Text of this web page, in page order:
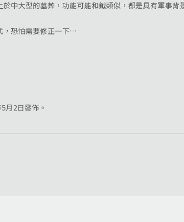
大型的墓葬，功能可能和鉞類似，都是具有軍事背
恐怕需要修正一下…
月2日發佈。